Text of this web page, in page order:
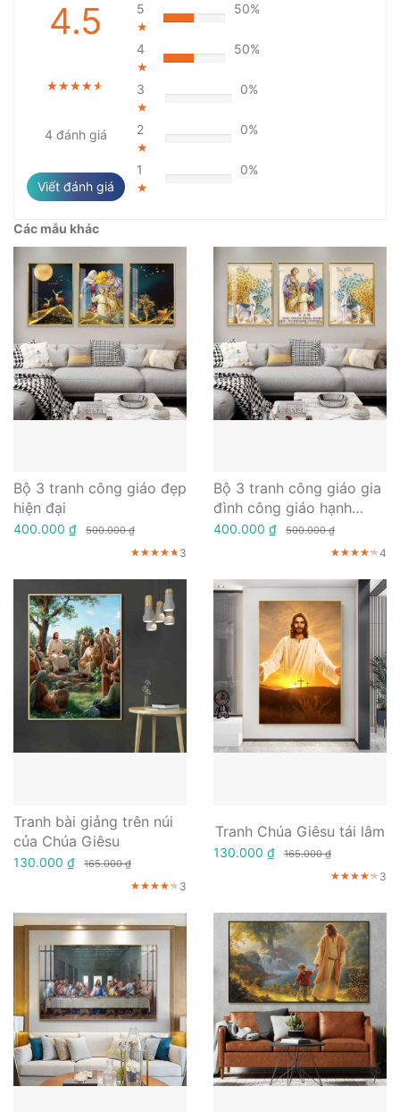
4.5
★★★★★
★★★★★
★★★★★
4 đánh giá
Viết đánh giá
5
★
50%
4
★
50%
3
★
0%
2
★
0%
1
★
0%
Các mẫu khác
Bộ 3 tranh công giáo đẹp
hiện đại
400.000 ₫ 500.000 ₫
★★★★★
★★★★★
★★★★★ 3
Bộ 3 tranh công giáo gia
đình công giáo hạnh
phúc
400.000 ₫ 500.000 ₫
★★★★★
★★★★★
★★★★★4
Tranh bài giảng trên núi
của Chúa Giêsu
130.000 ₫ 165.000 ₫
★★★★★
★★★★★
★★★★★ 3
Tranh Chúa Giêsu tái lâm
130.000 ₫ 165.000 ₫
★★★★★
★★★★★
★★★★★ 3